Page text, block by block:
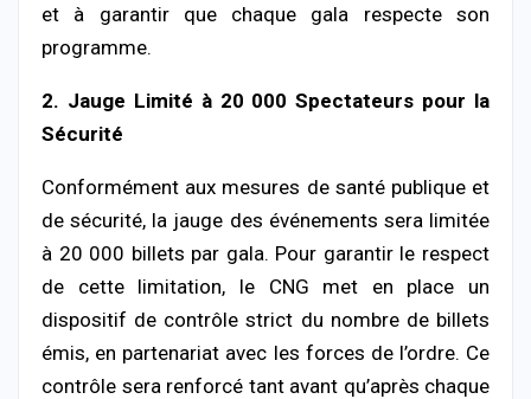
et à garantir que chaque gala respecte son
programme.
2. Jauge Limité à 20 000 Spectateurs pour la
Sécurité
Conformément aux mesures de santé publique et
de sécurité, la jauge des événements sera limitée
à 20 000 billets par gala. Pour garantir le respect
de cette limitation, le CNG met en place un
dispositif de contrôle strict du nombre de billets
émis, en partenariat avec les forces de l’ordre. Ce
contrôle sera renforcé tant avant qu’après chaque